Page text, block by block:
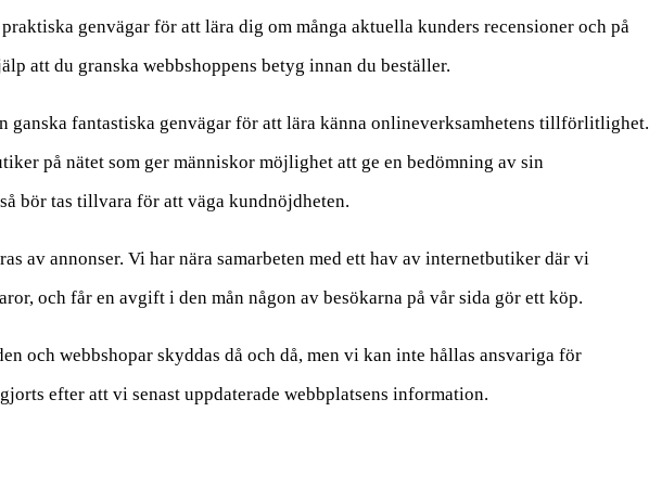
genvägar för att lära dig om många aktuella kunders recensioner och på
att du granska webbshoppens betyg innan du beställer.
ganska fantastiska genvägar för att lära känna onlineverksamhetens tillförlitlighet.
på nätet som ger människor möjlighet att ge en bedömning av sin
bör tas tillvara för att väga kundnöjdheten.
av annonser. Vi har nära samarbeten med ett hav av internetbutiker där vi
och får en avgift i den mån någon av besökarna på vår sida gör ett köp.
och webbshopar skyddas då och då, men vi kan inte hållas ansvariga för
efter att vi senast uppdaterade webbplatsens information.